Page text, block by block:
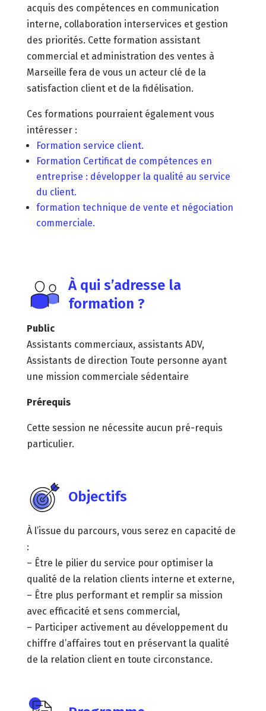
acquis des compétences en communication
interne, collaboration interservices et gestion
des priorités. Cette formation assistant
commercial et administration des ventes à
Marseille fera de vous un acteur clé de la
satisfaction client et de la fidélisation.
Ces formations pourraient également vous
intéresser :
Formation service client.
Formation Certificat de compétences en
entreprise : développer la qualité au service
du client.
formation technique de vente et négociation
commerciale.
À qui s’adresse la
formation ?
Public
Assistants commerciaux, assistants ADV,
Assistants de direction Toute personne ayant
une mission commerciale sédentaire
Prérequis
Cette session ne nécessite aucun pré-requis
particulier.
Objectifs
À l’issue du parcours, vous serez en capacité de
:
– Être le pilier du service pour optimiser la
qualité de la relation clients interne et externe,
– Être plus performant et remplir sa mission
avec efficacité et sens commercial,
– Participer activement au développement du
chiffre d’affaires tout en préservant la qualité
de la relation client en toute circonstance.